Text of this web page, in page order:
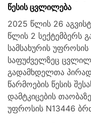
წესის ცვლილება
2025 წლის 26 აგვისტოს მიღებულ იქნა, ხოლო 2025
წლის 2 სექტემბერს
სამსახურის
საფუძველზეც
გადამხდელთა
წარმოების წესის
დამტკიცების
უფროსის N13446